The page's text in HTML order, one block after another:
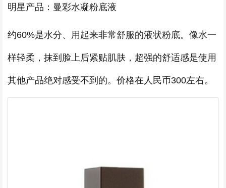
明星产品：曼彩水凝粉底液
约60%是水分、用起来非常舒服的液状粉底。像水一
样轻柔，抹到脸上后紧贴肌肤，超强的舒适感是使用
其他产品绝对感受不到的。价格在人民币300左右。